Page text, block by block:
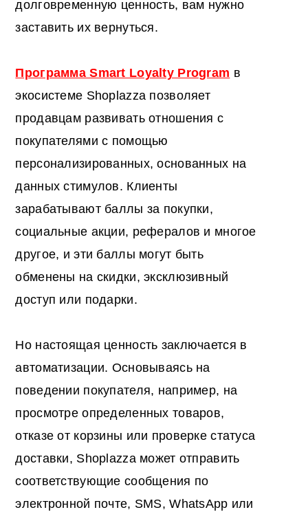
долговременную ценность, вам нужно
заставить их вернуться.
Программа Smart Loyalty Program в
экосистеме Shoplazza позволяет
продавцам развивать отношения с
покупателями с помощью
персонализированных, основанных на
данных стимулов. Клиенты
зарабатывают баллы за покупки,
социальные акции, рефералов и многое
другое, и эти баллы могут быть
обменены на скидки, эксклюзивный
доступ или подарки.
Но настоящая ценность заключается в
автоматизации. Основываясь на
поведении покупателя, например, на
просмотре определенных товаров,
отказе от корзины или проверке статуса
доставки, Shoplazza может отправить
соответствующие сообщения по
электронной почте, SMS, WhatsApp или